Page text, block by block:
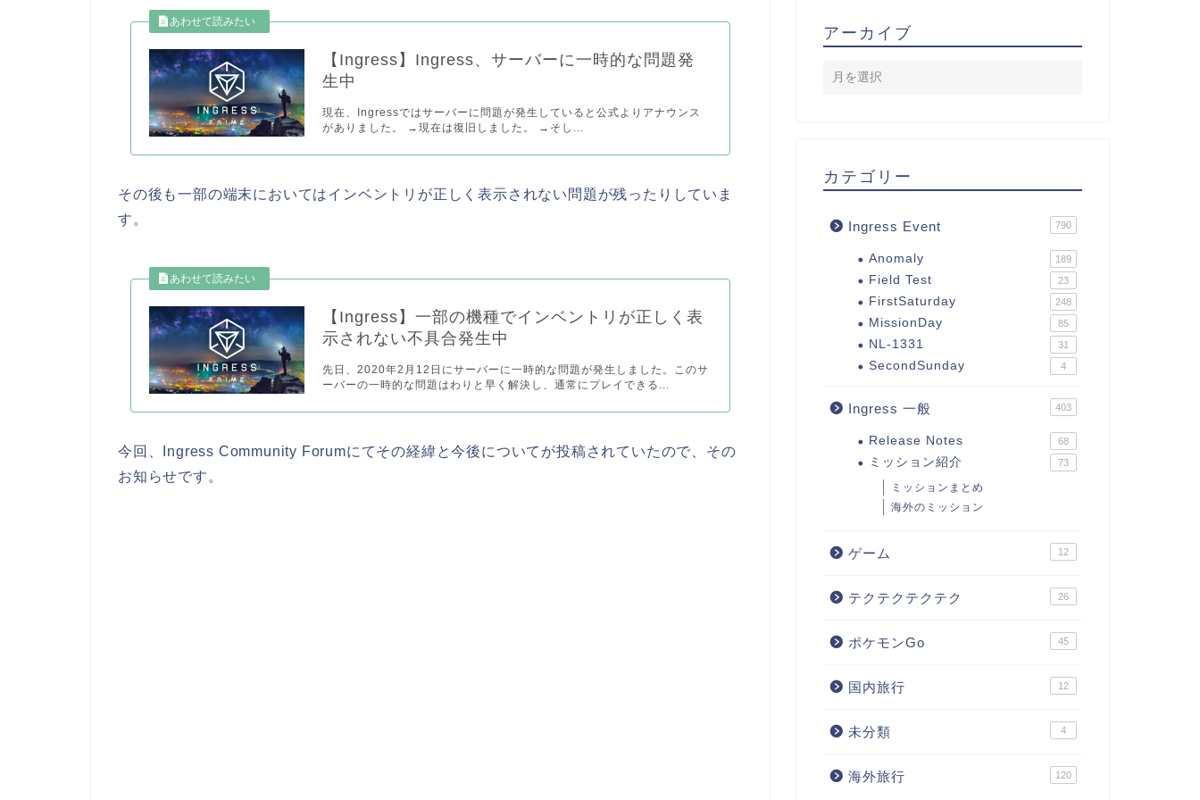
【Ingress】Ingress、サーバーに一時的な問題発
生中
現在、Ingressではサーバーに問題が発生していると公式よりアナウンス
がありました。 →現在は復旧しました。 →そし...
その後も一部の端末においてはインベントリが正しく表示されない問題が残ったりしていま
す。
【Ingress】一部の機種でインベントリが正しく表
示されない不具合発生中
先日、2020年2月12日にサーバーに一時的な問題が発生しました。このサ
ーバーの一時的な問題はわりと早く解決し、通常にプレイできる...
今回、Ingress Community Forumにてその経緯と今後についてが投稿されていたので、その
お知らせです。
アーカイブ
カテゴリー
Ingress Event 790
Anomaly 189
Field Test 23
FirstSaturday 248
MissionDay 85
NL-1331 31
SecondSunday 4
Ingress 一般 403
Release Notes 68
ミッション紹介 73
ミッションまとめ
海外のミッション
ゲーム 12
テクテクテクテク 26
ポケモンGo 45
国内旅行 12
未分類 4
海外旅行 120